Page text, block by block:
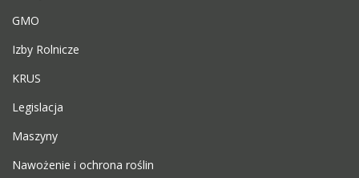
GMO
Izby Rolnicze
KRUS
Legislacja
Maszyny
Nawożenie i ochrona roślin